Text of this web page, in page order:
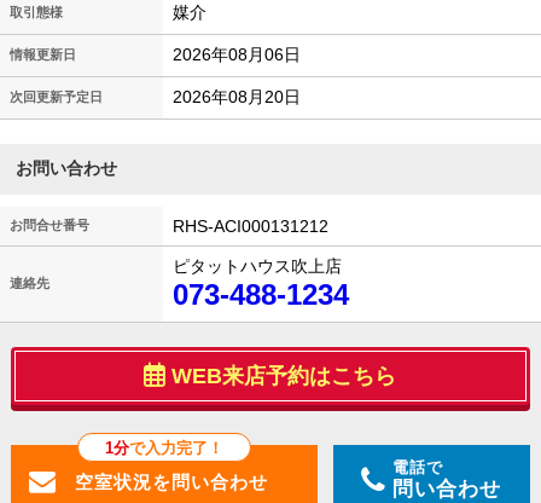
取引態様 媒介
情報更新日 2026年08月06日
次回更新予定日 2026年08月20日
お問い合わせ
お問合せ番号 RHS-ACI000131212
連絡先
ピタットハウス吹上店
073-488-1234
WEB来店予約はこちら
1分で入力完了！
電話で
問い合わせ